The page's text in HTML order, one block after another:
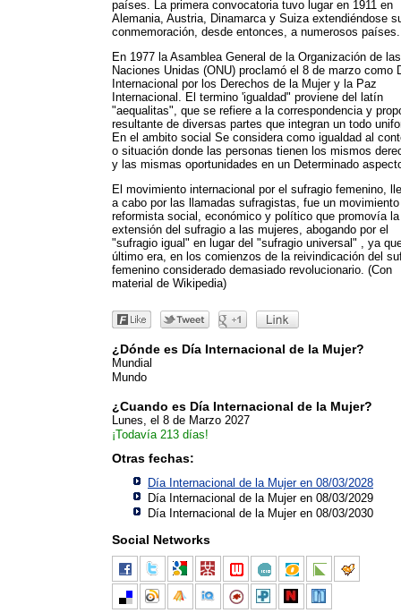
países. La primera convocatoria tuvo lugar en 1911 en
Alemania, Austria, Dinamarca y Suiza extendiéndose
conmemoración, desde entonces, a numerosos países.
En 1977 la Asamblea General de la Organización de las
Naciones Unidas (ONU) proclamó el 8 de marzo como
Internacional por los Derechos de la Mujer y la Paz
Internacional. El termino 'igualdad" proviene del latín
"aequalitas", que se refiere a la correspondencia y
resultante de diversas partes que integran un todo
En el ambito social Se considera como igualdad al
o situación donde las personas tienen los mismos
y las mismas oportunidades en un Determinado
El movimiento internacional por el sufragio femenino,
a cabo por las llamadas sufragistas, fue un movimiento
reformista social, económico y político que promovía la
extensión del sufragio a las mujeres, abogando por el
"sufragio igual" en lugar del "sufragio universal" , ya
último era, en los comienzos de la reivindicación del
femenino considerado demasiado revolucionario. (Con
material de Wikipedia)
¿Dónde es Día Internacional de la Mujer?
Mundial
Mundo
¿Cuando es Día Internacional de la Mujer?
Lunes, el 8 de Marzo 2027
¡Todavía 213 días!
Otras fechas:
Día Internacional de la Mujer en 08/03/2028
Día Internacional de la Mujer en 08/03/2029
Día Internacional de la Mujer en 08/03/2030
Social Networks